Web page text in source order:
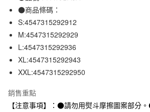
臺灣中小企業銀行
匯豐（台灣）商業銀行
聯邦商業銀行
元大商業銀行
玉山商業銀行
台灣樂天信用卡公司
Apple Pay
街口支付
悠遊付
運送方式
全家取貨付款
每筆NT$65，滿NT$1,000(含以上)免運費
●商品條碼：
S:4547315292912
M:4547315292929
L:4547315292936
XL:4547315292943
XXL:4547315292950
銷售重點
【注意事項】：●請勿用熨斗摩擦圖案部分